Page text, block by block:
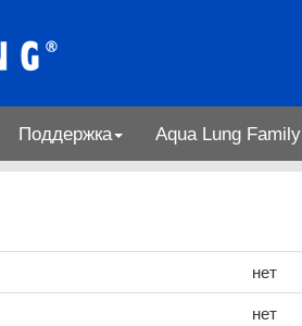
Поддержка Aqua Lung Family
нет
нет